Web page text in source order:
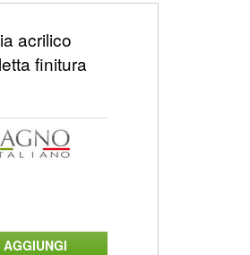
acrilico
finitura